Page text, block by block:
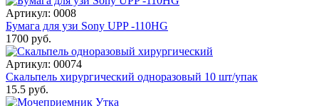
Артикул: 0008
Бумага для узи Sony UPP -110HG
1700 руб.
Артикул: 00074
Скальпель хирургический одноразовый 10 шт/упак
15.5 руб.